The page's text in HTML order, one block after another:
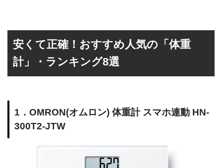
安くて正確！おすすめ人気の「体重
計」・ランキング8選
1．OMRON(オムロン) 体重計 スマホ連動 HN-
300T2-JTW